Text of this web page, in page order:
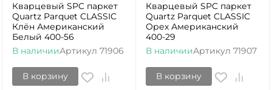
Кварцевый SPC паркет
Quartz Parquet CLASSIC
Клён Американский
Белый 400-56
В наличииАртикул 71906
В корзину
Кварцевый SPC паркет
Quartz Parquet CLASSIC
Орех Американский
400-29
В наличииАртикул 71907
В корзину